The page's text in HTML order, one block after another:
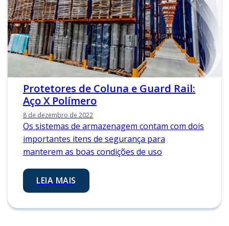
Protetores de Coluna e Guard Rail:
Aço X Polímero
8 de dezembro de 2022
Os sistemas de armazenagem contam com dois
importantes itens de segurança para
manterem as boas condições de uso
LEIA MAIS